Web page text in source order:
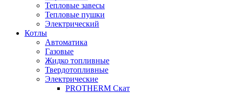
Тепловые завесы
Тепловые пушки
Электрический
Котлы
Автоматика
Газовые
Жидко топливные
Твердотопливные
Электрические
PROTHERM Скат